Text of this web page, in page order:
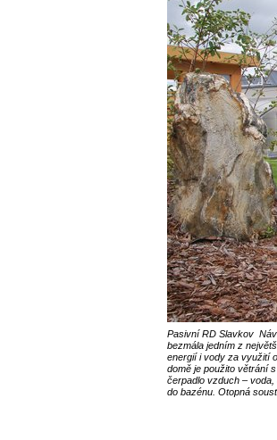
Pasivní RD Slavkov
bezmála jedním z
energií i vody za využití
domě je použito větrání
čerpadlo vzduch –
do bazénu. Otopná